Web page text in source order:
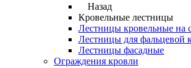
Назад
Кровельные лестницы
Лестницы кровельные на
Лестницы для фальцевой
Лестницы фасадные
Ограждения кровли